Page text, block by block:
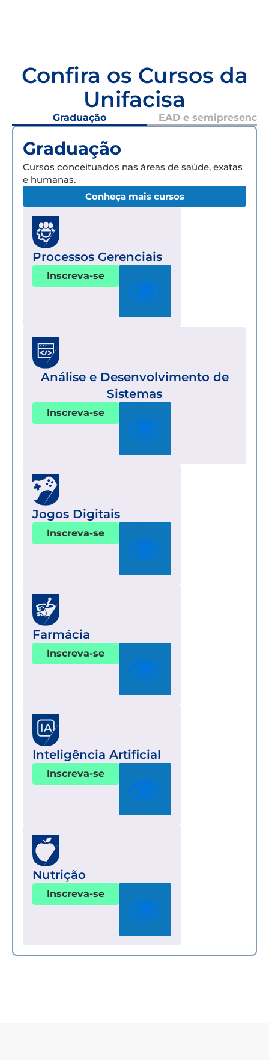
Confira os Cursos da
Unifacisa
Graduação EAD e semipresencial
Graduação
Cursos conceituados nas áreas de saúde, exatas
e humanas.
Conheça mais cursos
Processos Gerenciais
Inscreva-se
Análise e Desenvolvimento de
Sistemas
Inscreva-se
Jogos Digitais
Inscreva-se
Farmácia
Inscreva-se
Inteligência Artificial
Inscreva-se
Nutrição
Inscreva-se